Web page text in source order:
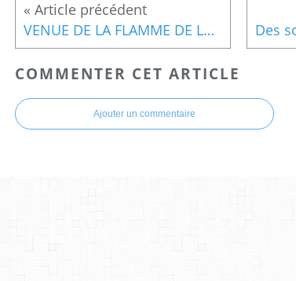
VENUE DE LA FLAMME DE LA NATION AU MEMORIAL NATIONAL DES MARINS
COMMENTER CET ARTICLE
Ajouter un commentaire